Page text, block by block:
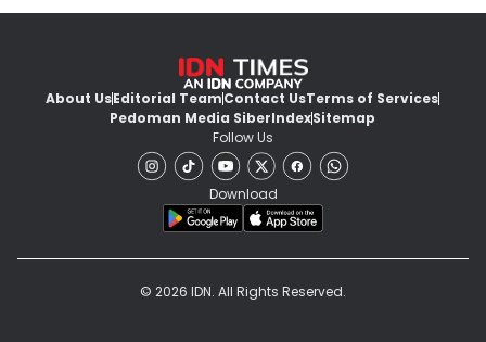
About UsEditorial TeamContact UsTerms of Services
Pedoman Media SiberIndexSitemap
Follow Us
Download
© 2026 IDN. All Rights Reserved.